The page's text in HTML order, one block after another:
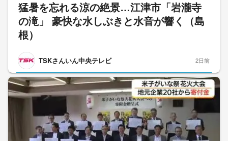
猛暑を忘れる涼の絶景…江津市「岩瀧寺
の滝」 豪快な水しぶきと水音が響く（島
根）
TSKさんいん中央テレビ 2日前